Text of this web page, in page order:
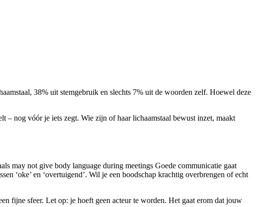
38% uit stemgebruik en slechts 7% uit de woorden zelf. Hoewel deze
– nog vóór je iets zegt. Wie zijn of haar lichaamstaal bewust inzet, maakt
may not give body language during meetings Goede communicatie gaat
‘oke’ en ‘overtuigend’. Wil je een boodschap krachtig overbrengen of echt
fijne sfeer. Let op: je hoeft geen acteur te worden. Het gaat erom dat jouw